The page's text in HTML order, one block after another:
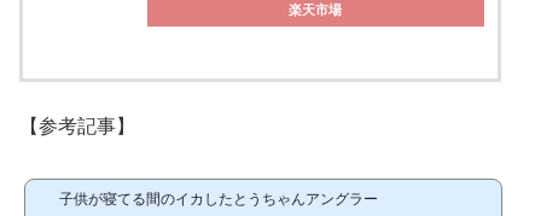
楽天市場
【参考記事】
子供が寝てる間のイカしたとうちゃんアングラー